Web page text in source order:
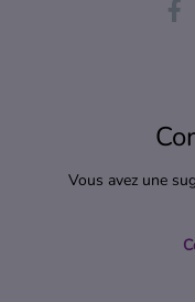
Vous avez une